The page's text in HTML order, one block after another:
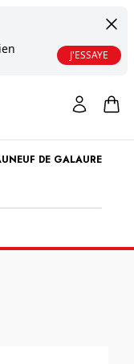
J'ESSAYE
DE GALAURE